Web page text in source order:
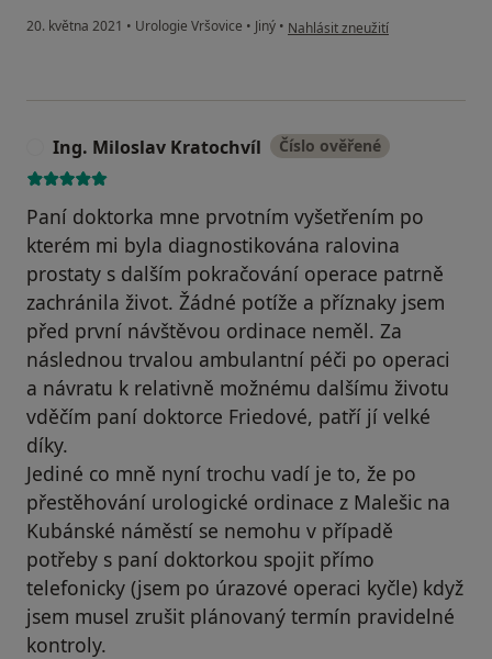
20. května 2021 • Urologie Vršovice • Jiný • podle názoru uživatele Ing. Petr
Nahlásit zneužití
Ing. Miloslav Kratochvíl Číslo ověřené
Paní doktorka mne prvotním vyšetřením po
kterém mi byla diagnostikována ralovina
prostaty s dalším pokračování operace patrně
zachránila život. Žádné potíže a příznaky jsem
před první návštěvou ordinace neměl. Za
následnou trvalou ambulantní péči po operaci
a návratu k relativně možnému dalšímu životu
vděčím paní doktorce Friedové, patří jí velké
díky.
Jediné co mně nyní trochu vadí je to, že po
přestěhování urologické ordinace z Malešic na
Kubánské náměstí se nemohu v případě
potřeby s paní doktorkou spojit přímo
telefonicky (jsem po úrazové operaci kyčle) když
jsem musel zrušit plánovaný termín pravidelné
kontroly.